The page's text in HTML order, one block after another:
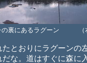
の裏にあるラグーン （
とおりにラグーンの
だな。道はすぐに森に